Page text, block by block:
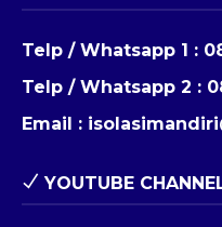
Telp / Whatsapp 1 :
Telp / Whatsapp 2 :
Email :
YOUTUBE